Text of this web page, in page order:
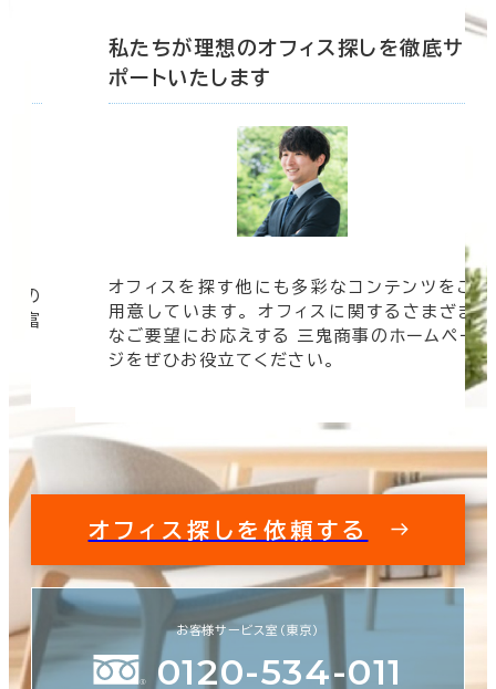
の
豊富
私たちが理想のオフィス探しを徹底サ
ポートいたします
オフィスを探す他にも多彩なコンテンツをご
用意しています。 オフィスに関するさまざま
なご要望にお応えする 三鬼商事のホームペー
ジをぜひお役立てください。
オフィス探しを依頼する
お客様サービス室（東京）
0120-534-011